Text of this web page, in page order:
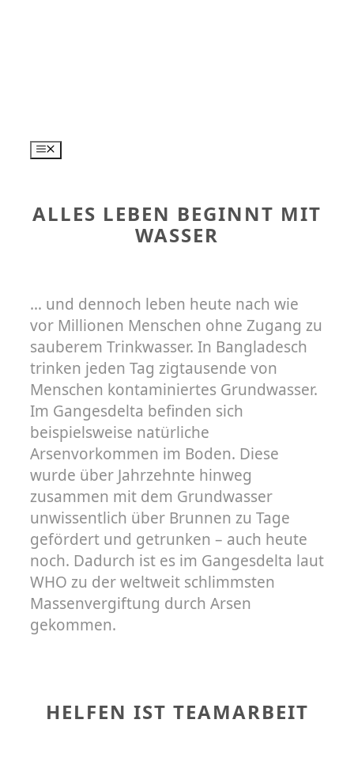
ALLES LEBEN BEGINNT MIT
WASSER
… und dennoch leben heute nach wie
vor Millionen Menschen ohne Zugang zu
sauberem Trinkwasser. In Bangladesch
trinken jeden Tag zigtausende von
Menschen kontaminiertes Grundwasser.
Im Gangesdelta befinden sich
beispielsweise natürliche
Arsenvorkommen im Boden. Diese
wurde über Jahrzehnte hinweg
zusammen mit dem Grundwasser
unwissentlich über Brunnen zu Tage
gefördert und getrunken – auch heute
noch. Dadurch ist es im Gangesdelta laut
WHO zu der weltweit schlimmsten
Massenvergiftung durch Arsen
gekommen.
HELFEN IST TEAMARBEIT